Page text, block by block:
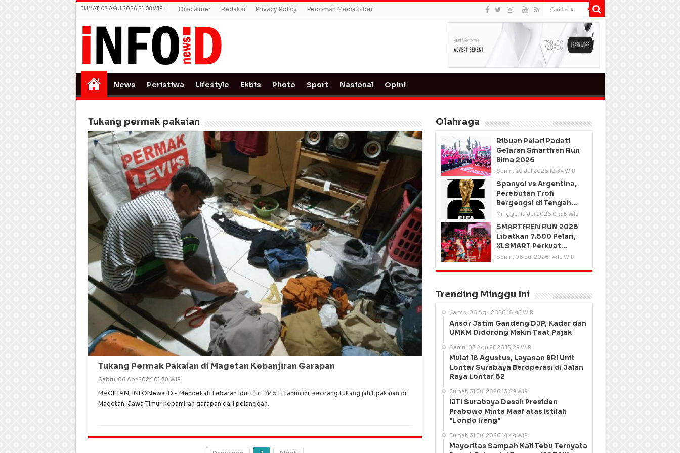
JUMAT, 07 AGU 2026 21:08 WIB Disclaimer Redaksi Privacy Policy Pedoman Media Siber
News Peristiwa Lifestyle Ekbis Photo Sport Nasional Opini
Tukang permak pakaian
Tukang Permak Pakaian di Magetan Kebanjiran Garapan
Sabtu, 06 Apr 2024 01:38 WIB
MAGETAN, INFONews.ID - Mendekati Lebaran Idul Fitri 1445 H tahun ini, seorang tukang jahit pakaian di
Magetan, Jawa Timur kebanjiran garapan dari pelanggan.
Olahraga
Ribuan Pelari Padati
Gelaran Smartfren Run
Bima 2026
Senin, 20 Jul 2026 12:34 WIB
Spanyol vs Argentina,
Perebutan Trofi
Bergengsi di Tengah
Semangat Persatuan
Minggu, 19 Jul 2026 01:55 WIB
SMARTFREN RUN 2026
Libatkan 7.500 Pelari,
XLSMART Perkuat
Kedekatan dengan
Senin, 06 Jul 2026 14:19 WIB
Trending Minggu Ini
Kamis, 06 Agu 2026 18:45 WIB
Ansor Jatim Gandeng DJP, Kader dan
UMKM Didorong Makin Taat Pajak
Senin, 03 Agu 2026 13:29 WIB
Mulai 18 Agustus, Layanan BRI Unit
Lontar Surabaya Beroperasi di Jalan
Raya Lontar 82
Jumat, 31 Jul 2026 13:29 WIB
IJTI Surabaya Desak Presiden
Prabowo Minta Maaf atas Istilah
"Londo Ireng"
Jumat, 31 Jul 2026 14:44 WIB
Mayoritas Sampah Kali Tebu Ternyata